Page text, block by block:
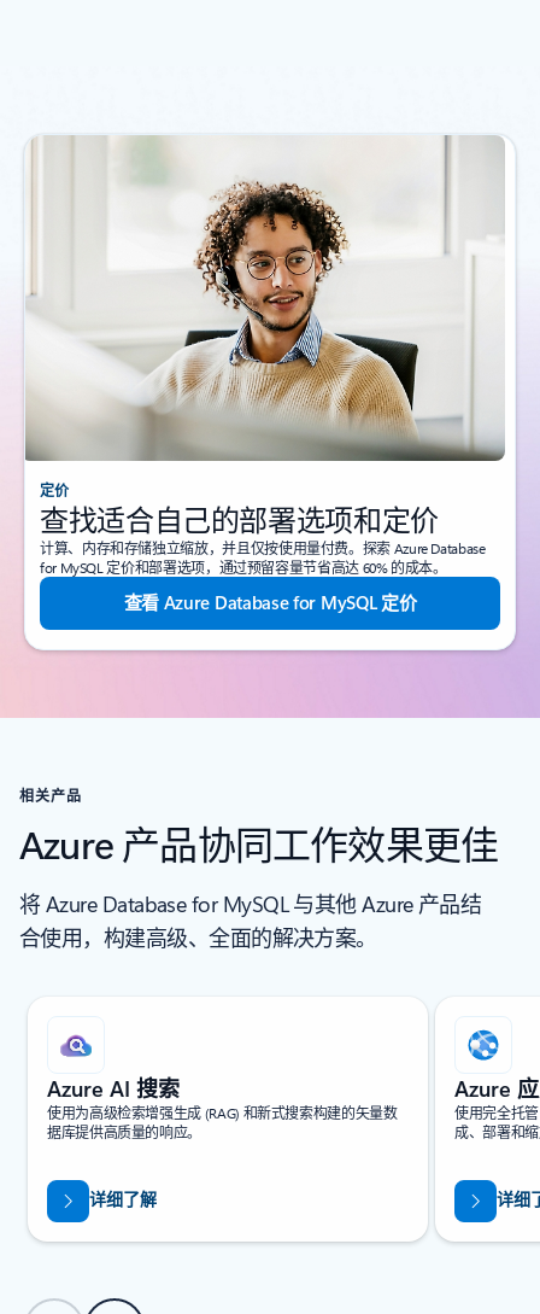
定价
查找适合自己的部署选项和定价
计算、内存和存储独立缩放，并且仅按使用量付费。探索 Azure Database
for MySQL 定价和部署选项，通过预留容量节省高达 60% 的成本。
查看 Azure Database for MySQL 定价
相关产品
Azure 产品协同工作效果更佳
将 Azure Database for MySQL 与其他 Azure 产品结
合使用，构建高级、全面的解决方案。
正在显示第 1 张幻灯片，共 7 张
Azure AI 搜索
使用为高级检索增强生成 (RAG) 和新式搜索构建的矢量数
据库提供高质量的响应。
详细了解
Azure
使用完全托
成、部署和
详细